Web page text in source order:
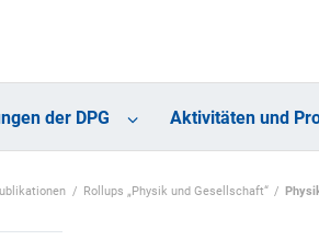
der DPG Aktivitäten und
Rollups „Physik und Gesellschaft“